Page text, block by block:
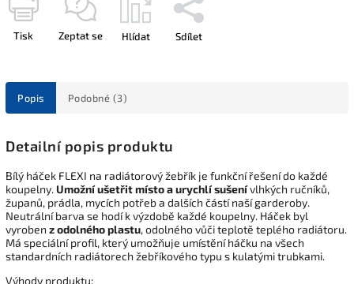
Tisk Zeptat se Hlídat Sdílet
Popis Podobné (3)
Detailní popis produktu
Bílý háček FLEXI na radiátorový žebřík je funkční řešení do každé
koupelny.Umožní ušetřit místo a urychlí sušenívlhkých ručníků,
županů, prádla, mycích potřeb a dalších částí naší garderoby.
Neutrální barva se hodí k výzdobě každé koupelny. Háček byl
vyroben z odolného plastu, odolného vůči teplotě teplého radiátoru.
Má speciální profil, který umožňuje umístění háčku na všech
standardních radiátorech žebříkového typu s kulatými trubkami.
Výhody produktu: